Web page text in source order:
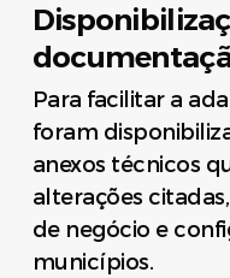
Para facilitar a
foram
anexos técnicos
alterações
de negócio e
municípios.